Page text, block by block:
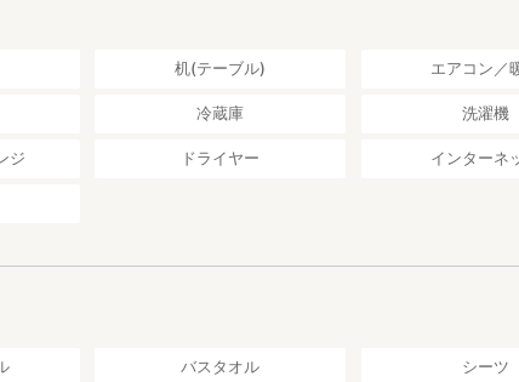
をいただけると助かります。
机(テーブル) エアコン／
冷蔵庫 洗濯機
ジ ドライヤー インターネ
バスタオル シーツ